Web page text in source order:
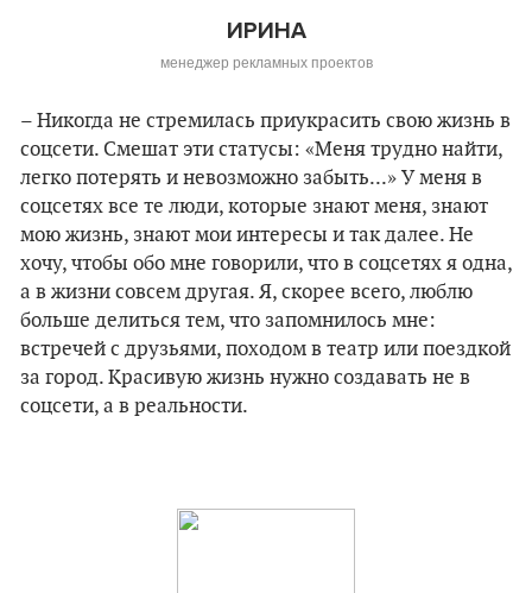
ИРИНА
менеджер рекламных проектов
– Никогда не стремилась приукрасить свою жизнь в
соцсети. Смешат эти статусы: «Меня трудно найти,
легко потерять и невозможно забыть...» У меня в
соцсетях все те люди, которые знают меня, знают
мою жизнь, знают мои интересы и так далее. Не
хочу, чтобы обо мне говорили, что в соцсетях я одна,
а в жизни совсем другая. Я, скорее всего, люблю
больше делиться тем, что запомнилось мне:
встречей с друзьями, походом в театр или поездкой
за город. Красивую жизнь нужно создавать не в
соцсети, а в реальности.